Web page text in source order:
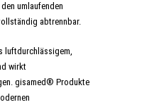
umlaufenden
abtrennbar.
luftdurchlässigem,
wirkt
gisamed® Produkte